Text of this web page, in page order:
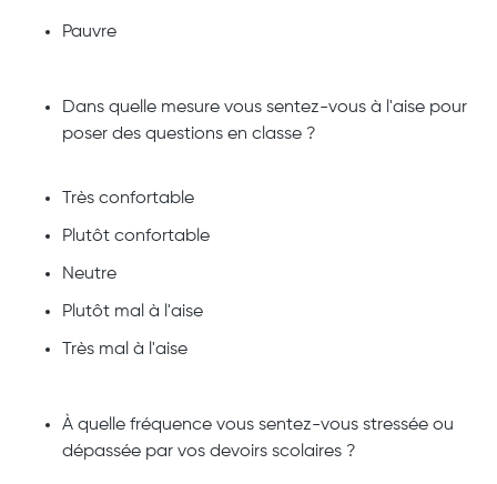
Pauvre
Dans quelle mesure vous sentez-vous à l'aise pour
poser des questions en classe ?
Très confortable
Plutôt confortable
Neutre
Plutôt mal à l'aise
Très mal à l'aise
À quelle fréquence vous sentez-vous stressée ou
dépassée par vos devoirs scolaires ?